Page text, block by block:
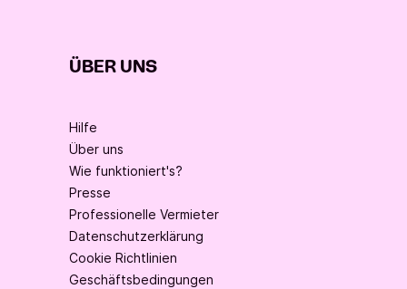
ÜBER UNS
Hilfe
Über uns
Wie funktioniert's?
Presse
Professionelle Vermieter
Datenschutzerklärung
Cookie Richtlinien
Geschäftsbedingungen